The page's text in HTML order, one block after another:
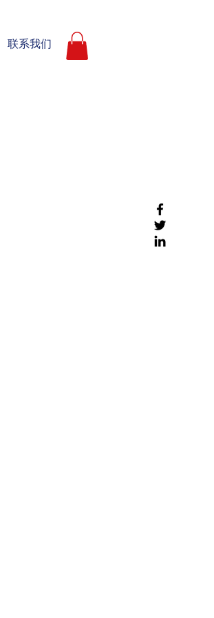
联系我们